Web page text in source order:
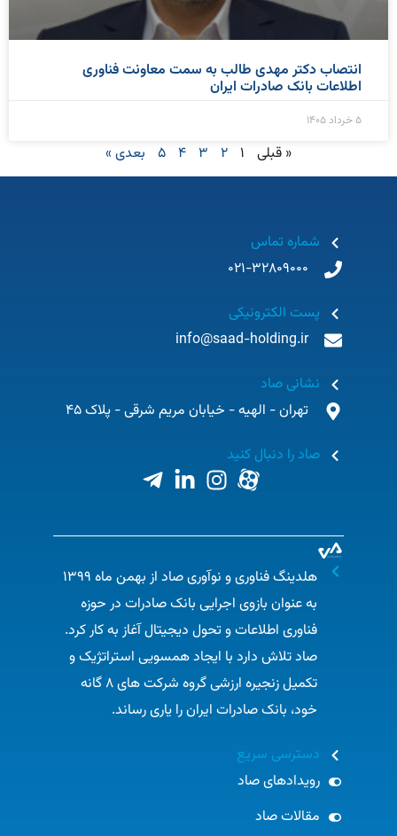
انتصاب دکتر مهدی طالب به سمت معاونت فناوری
اطلاعات بانک صادرات ایران
۵ خرداد ۱۴۰۵
« قبلی 1
2
3
4
5 بعدی »
شماره تماس
021-32809000
پست الکترونیکی
info@saad-holding.ir
نشانی صاد
تهران - الهیه - خیابان مریم شرقی - پلاک 45
صاد را دنبال کنید
هلدینگ فناوری و نوآوری صاد از بهمن ماه ۱۳۹۹
به عنوان بازوی اجرایی بانک صادرات در حوزه
فناوری اطلاعات و تحول دیجیتال آغاز به کار کرد.
صاد تلاش دارد با ایجاد همسویی استراتژیک و
تکمیل زنجیره ارزشی گروه شرکت های ۸ گانه
خود، بانک صادرات ایران را یاری رساند.​
دسترسی سریع
رویدادهای صاد
مقالات صاد